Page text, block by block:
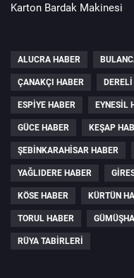
Karton Bardak Makinesi
ALUCRA HABER
ÇANAKÇI HABER
ESPIYE HABER EYNESIL
GÜCE HABER KEŞAP
ŞEBINKARAHISAR HABER
YAĞLIDERE HABER
KÖSE HABER KÜRTÜN
TORUL HABER
RÜYA TABIRLERI